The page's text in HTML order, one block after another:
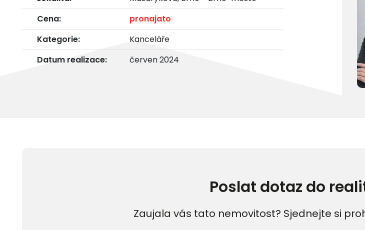
Cena:
pronajato
Kategorie:
Kanceláře
Datum realizace:
červen 2024
Poslat dotaz do
Zaujala vás tato nemovitost? Sjednejte si